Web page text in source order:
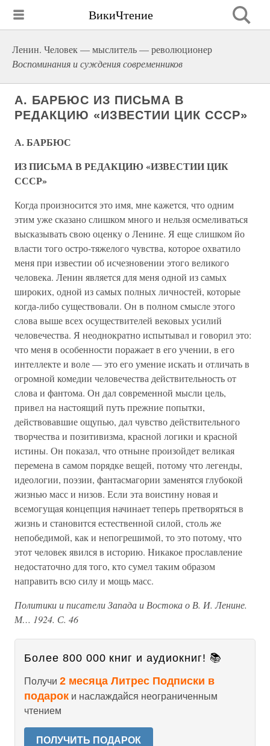
ВикиЧтение
Ленин. Человек — мыслитель — революционер
Воспоминания и суждения современников
А. БАРБЮС ИЗ ПИСЬМА В
РЕДАКЦИЮ «ИЗВЕСТИИ ЦИК СССР»
А. БАРБЮС
ИЗ ПИСЬМА В РЕДАКЦИЮ «ИЗВЕСТИИ ЦИК
СССР»
Когда произносится это имя, мне кажется, что одним
этим уже сказано слишком много и нельзя осмеливаться
высказывать свою оценку о Ленине. Я еще слишком йо
власти того остро-тяжелого чувства, которое охватило
меня при известии об исчезновении этого великого
человека. Ленин является для меня одной из самых
широких, одной из самых полных личностей, которые
когда-либо существовали. Он в полном смысле этого
слова выше всех осуществителей вековых усилий
человечества. Я неоднократно испытывал и говорил это:
что меня в особенности поражает в его учении, в его
интеллекте и воле — это его умение искать и отличать в
огромной комедии человечества действительность от
слова и фантома. Он дал современной мысли цель,
привел на настоящий путь прежние попытки,
действовавшие ощупью, дал чувство действительного
творчества и позитивизма, красной логики и красной
истины. Он показал, что отныне произойдет великая
перемена в самом порядке вещей, потому что легенды,
идеологии, поэзии, фантасмагории заменятся глубокой
жизнью масс и низов. Если эта воистину новая и
всемогущая концепция начинает теперь претворяться в
жизнь и становится естественной силой, столь же
непобедимой, как и непогрешимой, то это потому, что
этот человек явился в историю. Никакое прославление
недостаточно для того, кто сумел таким образом
направить всю силу и мощь масс.
Политики и писатели Запада и Востока о В. И. Ленине.
М… 1924. С. 46
Более 800 000 книг и аудиокниг! 📚
Получи 2 месяца Литрес Подписки в
подарок и наслаждайся неограниченным
чтением
ПОЛУЧИТЬ ПОДАРОК